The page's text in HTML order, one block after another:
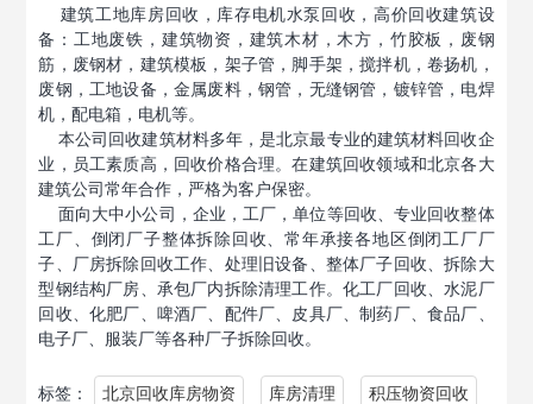
建筑工地库房回收，库存电机水泵回收，高价回收建筑设
备：工地废铁，建筑物资，建筑木材，木方，竹胶板，废钢
筋，废钢材，建筑模板，架子管，脚手架，搅拌机，卷扬机，
废钢，工地设备，金属废料，钢管，无缝钢管，镀锌管，电焊
机，配电箱，电机等。
本公司回收建筑材料多年，是北京最专业的建筑材料回收企
业，员工素质高，回收价格合理。在建筑回收领域和北京各大
建筑公司常年合作，严格为客户保密。
面向大中小公司，企业，工厂，单位等回收、专业回收整体
工厂、倒闭厂子整体拆除回收、常年承接各地区倒闭工厂厂
子、厂房拆除回收工作、处理旧设备、整体厂子回收、拆除大
型钢结构厂房、承包厂内拆除清理工作。化工厂回收、水泥厂
回收、化肥厂、啤酒厂、配件厂、皮具厂、制药厂、食品厂、
电子厂、服装厂等各种厂子拆除回收。
标签： 北京回收库房物资 库房清理 积压物资回收